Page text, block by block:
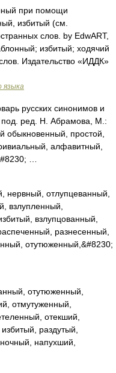
при помощи
избитый (см.
слов. by EdwART,
избитый; ходячий
Издательство «ИДДК»
языка
русских синонимов и
ред. Н. Абрамова, М.:
обыкновенный, простой,
алфавитный,
…
нервный, отлупцеванный,
взлупленный,
взлупцованный,
разнесенный,
отутюженный,&#8230;
отутюженный,
отмутуженный,
отекший,
раздутый,
напухший,